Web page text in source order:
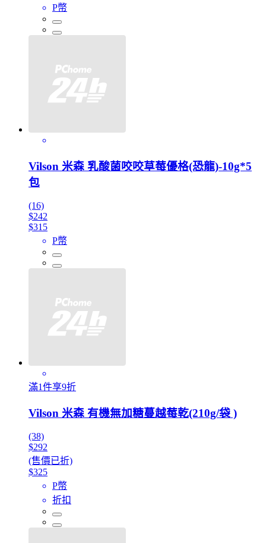
P幣
Vilson 米森 乳酸菌咬咬草莓優格(恐龍)-10g*5
包
(16)
$242
$315
P幣
滿1件享9折
Vilson 米森 有機無加糖蔓越莓乾(210g/袋 )
(38)
$292
(售價已折)
$325
P幣
折扣